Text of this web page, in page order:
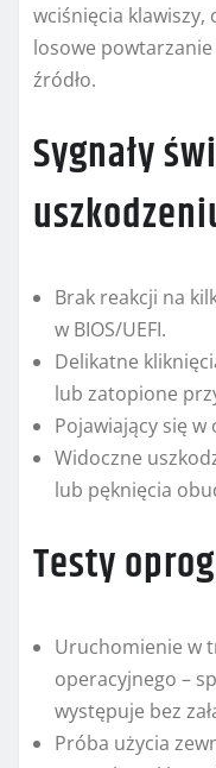
wciśnięcia klawiszy,
losowe
źródło.
Sygnały
Brak reakcji na
w BIOS/UEFI.
Delikatne
lub zatopione
Pojawiający się w
Widoczne
lub pęknięcia
Testy
Uruchomienie w
operacyjnego –
występuje bez
Próba użycia